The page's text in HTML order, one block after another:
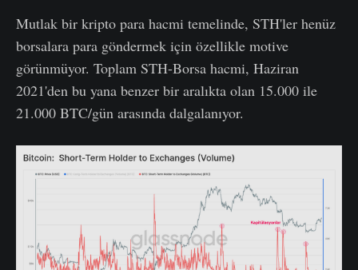
Mutlak bir kripto para hacmi temelinde, STH'ler henüz
borsalara para göndermek için özellikle motive
görünmüyor. Toplam STH-Borsa hacmi, Haziran
2021'den bu yana benzer bir aralıkta olan 15.000 ile
21.000 BTC/gün arasında dalgalanıyor.